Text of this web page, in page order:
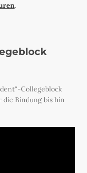
.
Collegeblock
die Bindung bis hin